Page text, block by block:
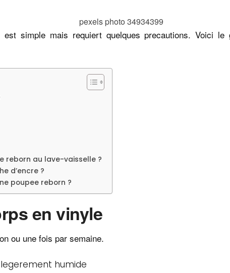
est simple mais requiert quelques precautions. Voici le
reborn au lave-vaisselle ?
d’encre ?
poupee reborn ?
en vinyle
ou une fois par semaine.
humide